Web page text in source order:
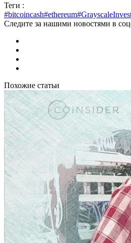
Теги :
#bitcoincash#ethereum
Следите за нашими новостями в
Похожие статьи